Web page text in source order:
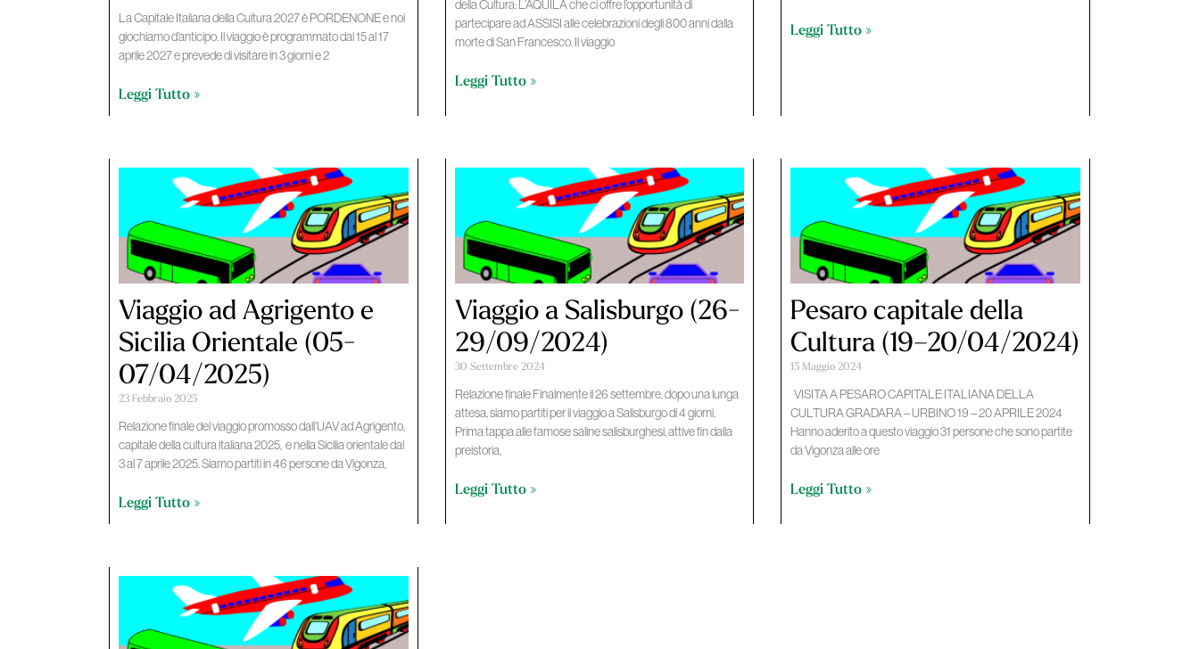
La Capitale Italiana della Cultura 2027 è PORDENONE e noi
giochiamo d’anticipo. Il viaggio è programmato dal 15 al 17
aprile 2027 e prevede di visitare in 3 giorni e 2
Leggi Tutto »
della Cultura: L’AQUILA che ci offre l’opportunità di
partecipare ad ASSISI alle celebrazioni degli 800 anni dalla
morte di San Francesco. Il viaggio
Leggi Tutto »
Leggi Tutto »
Viaggio ad Agrigento e
Sicilia Orientale (05-
07/04/2025)
23 Febbraio 2025
Relazione finale del viaggio promosso dall’UAV ad Agrigento,
capitale della cultura italiana 2025, e nella Sicilia orientale dal
3 al 7 aprile 2025. Siamo partiti in 46 persone da Vigonza,
Leggi Tutto »
Viaggio a Salisburgo (26-
29/09/2024)
30 Settembre 2024
Relazione finale Finalmente il 26 settembre, dopo una lunga
attesa, siamo partiti per il viaggio a Salisburgo di 4 giorni.
Prima tappa alle famose saline salisburghesi, attive fin dalla
preistoria,
Leggi Tutto »
Pesaro capitale della
Cultura (19–20/04/2024)
15 Maggio 2024
VISITA A PESARO CAPITALE ITALIANA DELLA
CULTURA GRADARA – URBINO 19 – 20 APRILE 2024
Hanno aderito a questo viaggio 31 persone che sono partite
da Vigonza alle ore
Leggi Tutto »